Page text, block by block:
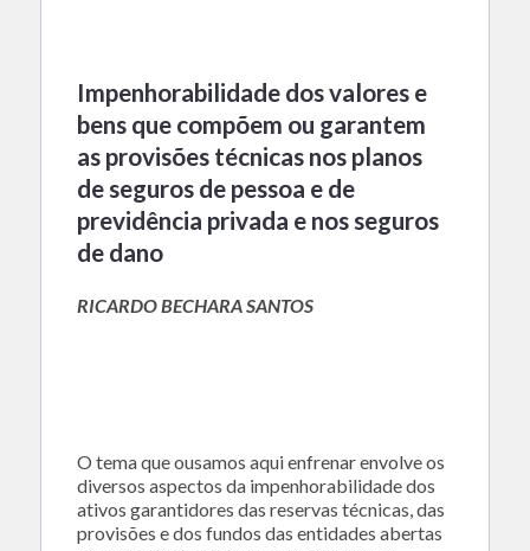
Impenhorabilidade dos valores e
bens que compõem ou garantem
as provisões técnicas nos planos
de seguros de pessoa e de
previdência privada e nos seguros
de dano
RICARDO BECHARA SANTOS
O tema que ousamos aqui enfrenar envolve os
diversos aspectos da impenhorabilidade dos
ativos garantidores das reservas técnicas, das
provisões e dos fundos das entidades abertas